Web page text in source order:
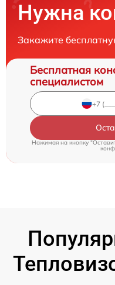
Нужна
Закажите
Бесплатная
специалистом
Нажимая на кнопку